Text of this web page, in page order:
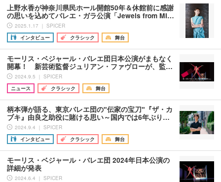
上野水香が神奈川県民ホール開館50年＆休館前に感謝
の思いを込めてバレエ・ガラ公演「Jewels from MI…
2025.1.17 ｜ SPICER
インタビュー
クラシック 舞台
モーリス・ベジャール・バレエ団日本公演がまもなく
開幕！ 新芸術監督ジュリアン・ファヴローが、監…
2024.9.5 ｜ SPICER
ニュース
クラシック 舞台
柄本弾が語る、東京バレエ団の"伝家の宝刀"『ザ・カ
ブキ』由良之助役に賭ける思い～国内では6年ぶり…
2024.9.4 ｜ SPICER
インタビュー
クラシック 舞台
モーリス・ベジャール・バレエ団 2024年日本公演の
詳細が発表
2024.6.4 ｜ SPICER